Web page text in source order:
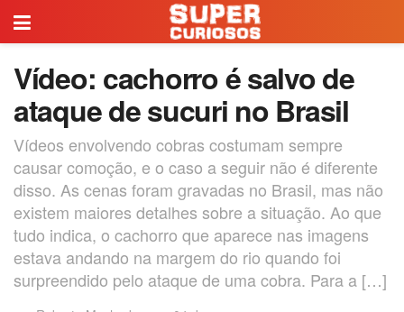
Vídeo: cachorro é salvo de
ataque de sucuri no Brasil
Vídeos envolvendo cobras costumam sempre
causar comoção, e o caso a seguir não é diferente
disso. As cenas foram gravadas no Brasil, mas não
existem maiores detalhes sobre a situação. Ao que
tudo indica, o cachorro que aparece nas imagens
estava andando na margem do rio quando foi
surpreendido pelo ataque de uma cobra. Para a […]